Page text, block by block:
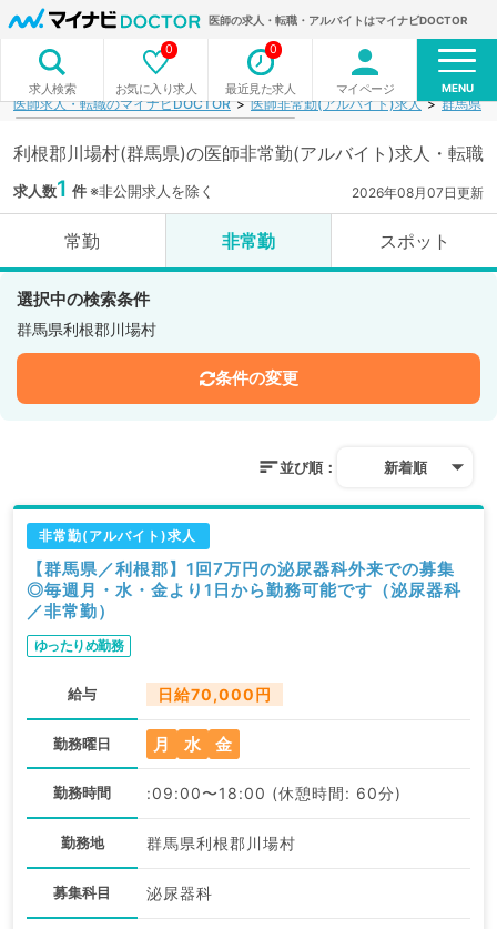
医師の求人・転職・アルバイトはマイナビDOCTOR
求人検索 お気に入り求人
0
最近見た求人
0
マイページ MENU
医師求人・転職のマイナビDOCTOR 医師非常勤(アルバイト)求人 群馬県
利根郡川場村(群馬県)の医師非常勤(アルバイト)求人・転職
求人数1 件※非公開求人を除く 2026年08月07日更新
常勤 非常勤 スポット
選択中の検索条件
群馬県利根郡川場村
条件の変更
並び順： 新着順
非常勤(アルバイト)求人
【群馬県／利根郡】1回7万円の泌尿器科外来での募集
◎毎週月・水・金より1日から勤務可能です（泌尿器科
／非常勤）
ゆったりめ勤務
給与 日給70,000円
勤務曜日 月 水 金
勤務時間 :09:00〜18:00 (休憩時間: 60分)
勤務地 群馬県利根郡川場村
募集科目 泌尿器科